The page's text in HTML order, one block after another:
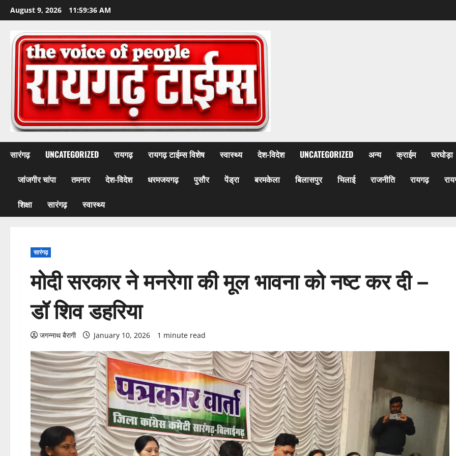
Skip
to
content
August 9, 2026 11:59:39 AM
सारंगढ़ UNCATEGORIZED रायगढ़ रायगढ़ टाईम्स विशेष स्वास्थ्य देश-विदेश UNCATEGORIZED अन्य क्राईम घरघोड़ा
जांजगीर चांपा तमनार देश-विदेश धरमजयगढ़ पुसौर पेंड्रा बरमकेला बिलासपुर भिलाई राजनीति रायगढ़
शिक्षा सारंगढ़ स्वास्थ्य
सारंगढ़
मोदी सरकार ने मनरेगा की मूल भावना को नष्ट कर दी –
डॉ शिव डहरिया
जगन्नाथ बैरागी January 10, 2026 1 minute read